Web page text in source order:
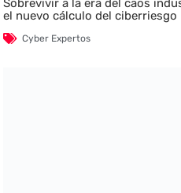
Sobrevivir a la era del caos
el nuevo cálculo del ciberriesgo
Cyber Expertos